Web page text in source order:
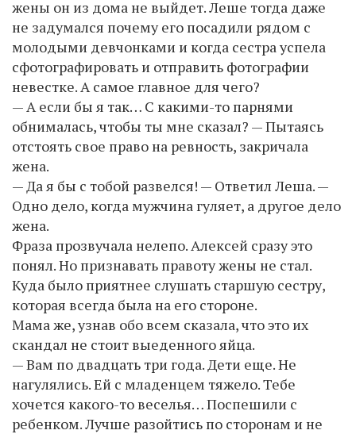
жены он из дома не выйдет. Леше тогда даже
не задумался почему его посадили рядом с
молодыми девчонками и когда сестра успела
сфотографировать и отправить фотографии
невестке. А самое главное для чего?
— А если бы я так… С какими-то парнями
обнималась, чтобы ты мне сказал? — Пытаясь
отстоять свое право на ревность, закричала
жена.
— Да я бы с тобой развелся! — Ответил Леша. —
Одно дело, когда мужчина гуляет, а другое дело
жена.
Фраза прозвучала нелепо. Алексей сразу это
понял. Но признавать правоту жены не стал.
Куда было приятнее слушать старшую сестру,
которая всегда была на его стороне.
Мама же, узнав обо всем сказала, что это их
скандал не стоит выеденного яйца.
— Вам по двадцать три года. Дети еще. Не
нагулялись. Ей с младенцем тяжело. Тебе
хочется какого-то веселья… Поспешили с
ребенком. Лучше разойтись по сторонам и не